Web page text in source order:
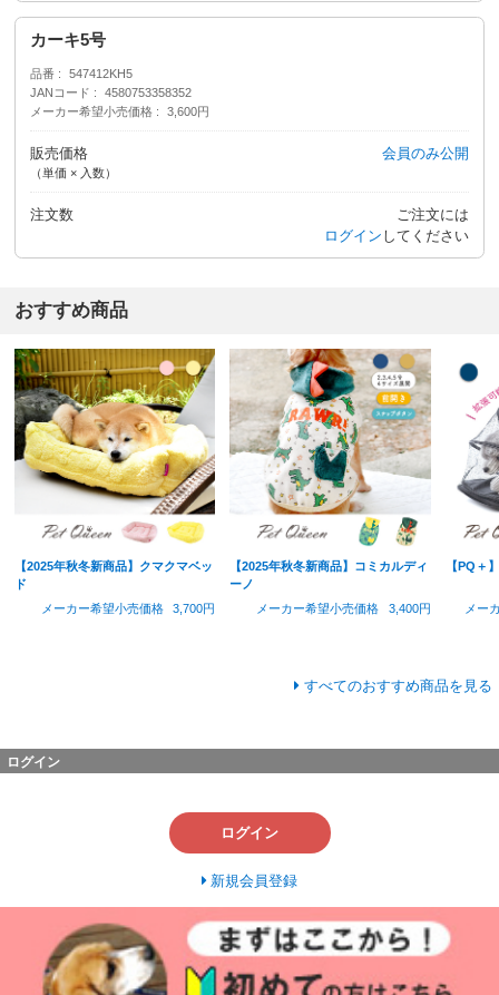
カーキ5号
品番
547412KH5
JANコード
4580753358352
メーカー希望小売価格
3,600円
販売価格
（単価 × 入数）
会員のみ公開
注文数
ご注文には
ログイン してください
おすすめ商品
【2025年秋冬新商品】クマクマベッ
ド
メーカー希望小売価格
3,700円
【2025年秋冬新商品】コミカルディ
ーノ
メーカー希望小売価格
3,400円
【PQ＋
メー
すべてのおすすめ商品を見る
ログイン
ログイン
新規会員登録